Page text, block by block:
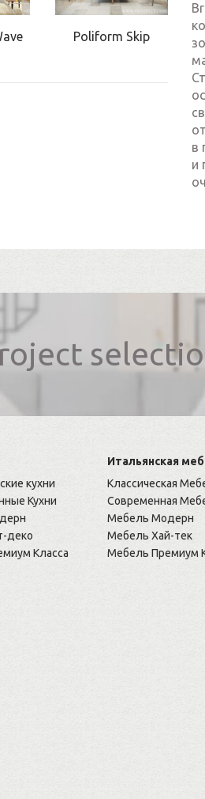
Poliform Skip
в
и
кухни
Кухни
деко
Класса
Итальянская
Классическая
Современная
Мебель Модерн
Мебель Хай-тек
Мебель Премиум